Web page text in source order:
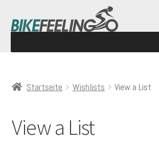
Startseite Wishlists View a List
View a List